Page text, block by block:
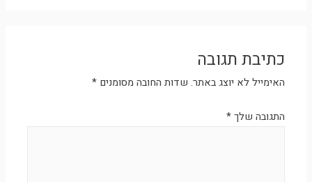
קפיץ קופץ מתנתק מרצפה
כתיבת תגובה
האימייל לא יוצג באתר. שדות החובה מסומנים*
התגובה שלך*